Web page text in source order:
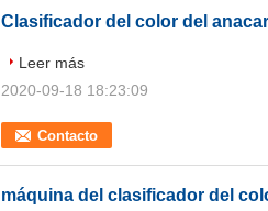
Clasificador del color del
Contacto
Leer más
2020-09-18 18:23:09
máquina del clasificador del